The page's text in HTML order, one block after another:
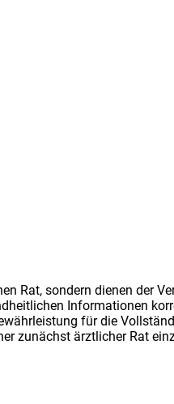
Rat, sondern dienen der
Informationen
für die
zunächst ärztlicher Rat